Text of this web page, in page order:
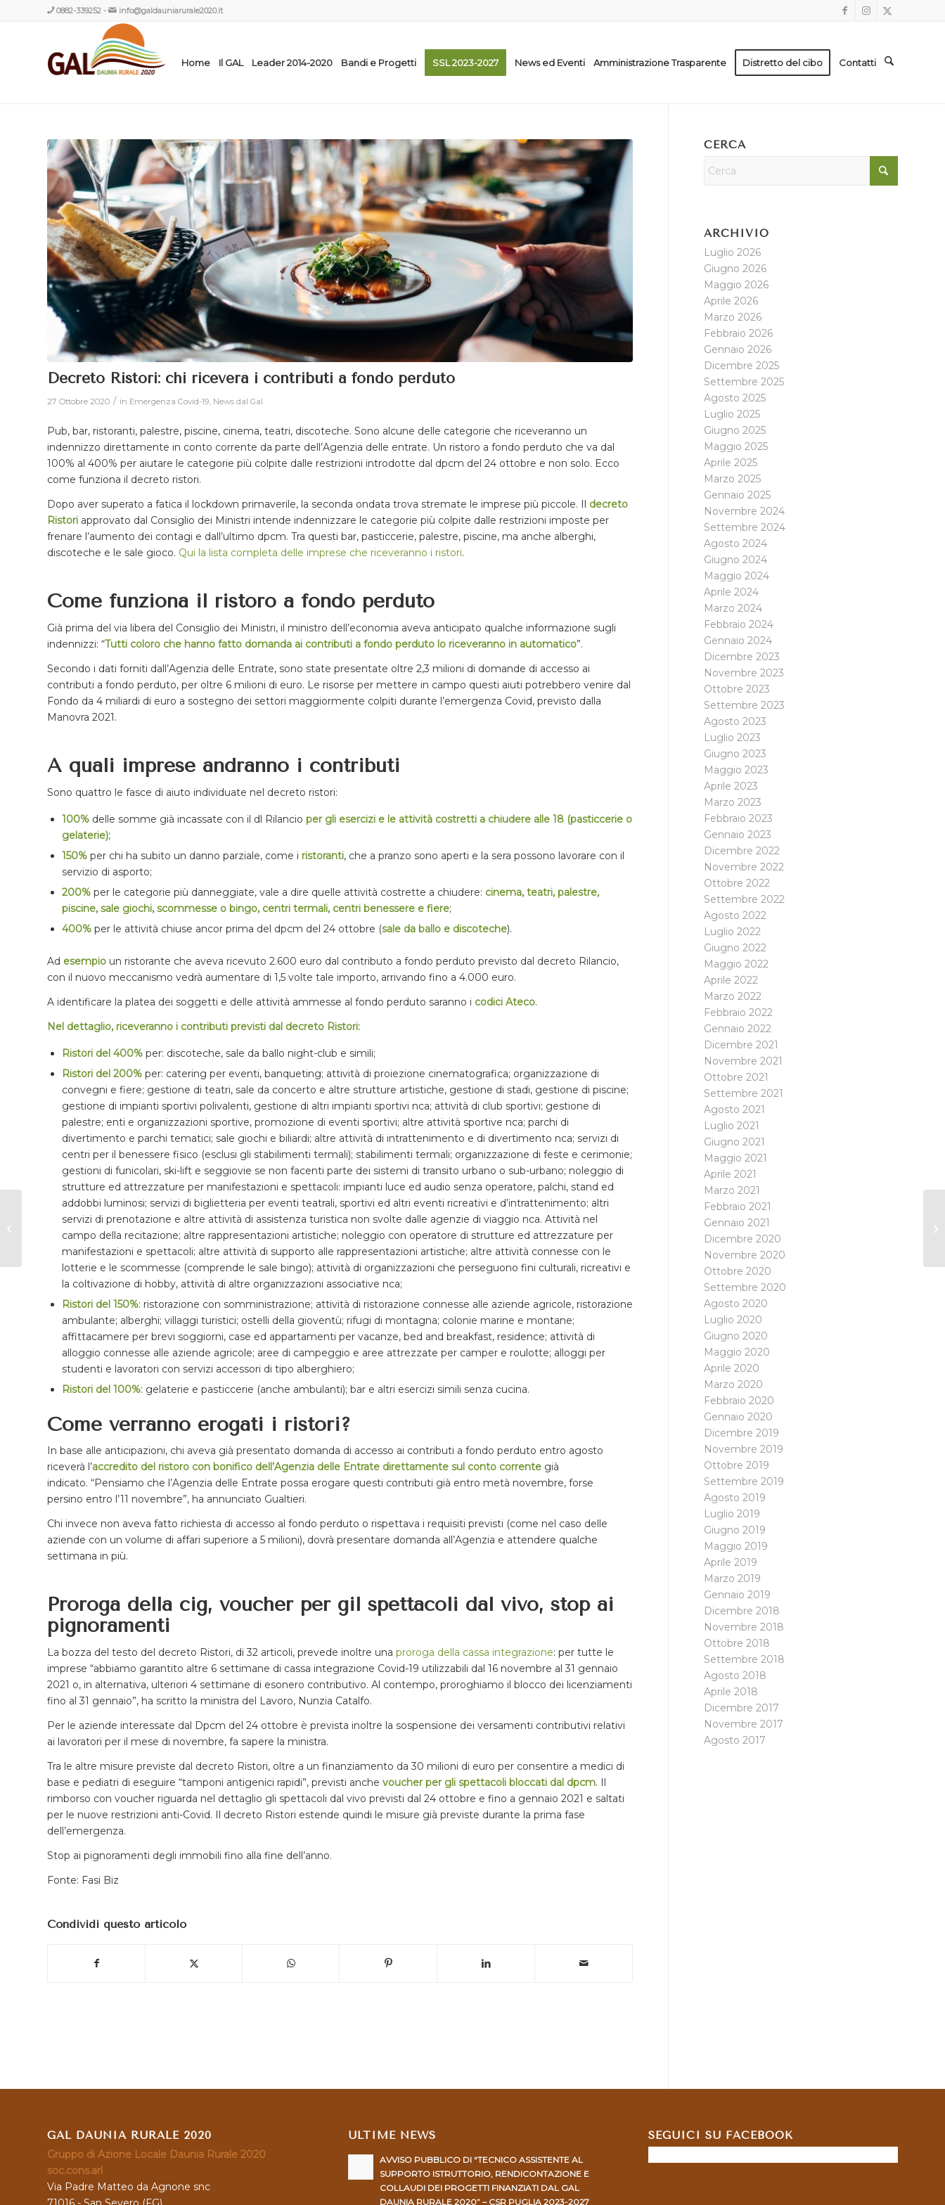
0882-339252 - info@galdauniarurale2020.it
Home Il GAL Leader 2014-2020 Bandi e Progetti SSL 2023-2027 News ed Eventi Amministrazione Trasparente Distretto del cibo Contatti
Decreto Ristori: chi riceverà i contributi a fondo perduto
27 Ottobre 2020 / in Emergenza Covid-19 News dal Gal
Pub, bar, ristoranti, palestre, piscine, cinema, teatri, discoteche. Sono alcune delle categorie che riceveranno un
indennizzo direttamente in conto corrente da parte dell’Agenzia delle entrate. Un ristoro a fondo perduto che va dal
100% al 400% per aiutare le categorie più colpite dalle restrizioni introdotte dal dpcm del 24 ottobre e non solo. Ecco
come funziona il decreto ristori.
Dopo aver superato a fatica il lockdown primaverile, la seconda ondata trova stremate le imprese più piccole. Il
decreto
Ristori approvato dal Consiglio dei Ministri intende indennizzare le categorie più colpite dalle restrizioni imposte per
frenare l’aumento dei contagi e dall’ultimo dpcm. Tra questi bar, pasticcerie, palestre, piscine, ma anche alberghi,
discoteche e le sale gioco. Qui la lista completa delle imprese che riceveranno i ristori.
Come funziona il ristoro a fondo perduto
Già prima del via libera del Consiglio dei Ministri, il ministro dell’economia aveva anticipato qualche informazione sugli
indennizzi: “Tutti coloro che hanno fatto domanda ai contributi a fondo perduto lo riceveranno in automatico”.
Secondo i dati forniti dall’Agenzia delle Entrate, sono state presentate oltre 2,3 milioni di domande di accesso ai
contributi a fondo perduto, per oltre 6 milioni di euro. Le risorse per mettere in campo questi aiuti potrebbero venire dal
Fondo da 4 miliardi di euro a sostegno dei settori maggiormente colpiti durante l’emergenza Covid, previsto dalla
Manovra 2021.
A quali imprese andranno i contributi
Sono quattro le fasce di aiuto individuate nel decreto ristori:
100% delle somme già incassate con il dl Rilancio per gli esercizi e le attività costretti a chiudere alle 18 (pasticcerie o
gelaterie);
150% per chi ha subito un danno parziale, come i ristoranti, che a pranzo sono aperti e la sera possono lavorare con il
servizio di asporto;
200% per le categorie più danneggiate, vale a dire quelle attività costrette a chiudere: cinema, teatri, palestre,
piscine, sale giochi, scommesse o bingo, centri termali, centri benessere e fiere;
400% per le attività chiuse ancor prima del dpcm del 24 ottobre (sale da ballo e discoteche).
Ad esempio un ristorante che aveva ricevuto 2.600 euro dal contributo a fondo perduto previsto dal decreto Rilancio,
con il nuovo meccanismo vedrà aumentare di 1,5 volte tale importo, arrivando fino a 4.000 euro.
A identificare la platea dei soggetti e delle attività ammesse al fondo perduto saranno i codici Ateco.
Nel dettaglio, riceveranno i contributi previsti dal decreto Ristori:
Ristori del 400% per: discoteche, sale da ballo night-club e simili;
Ristori del 200% per: catering per eventi, banqueting; attività di proiezione cinematografica; organizzazione di
convegni e fiere; gestione di teatri, sale da concerto e altre strutture artistiche, gestione di stadi, gestione di piscine;
gestione di impianti sportivi polivalenti, gestione di altri impianti sportivi nca; attività di club sportivi; gestione di
palestre; enti e organizzazioni sportive, promozione di eventi sportivi; altre attività sportive nca; parchi di
divertimento e parchi tematici; sale giochi e biliardi; altre attività di intrattenimento e di divertimento nca; servizi di
centri per il benessere fisico (esclusi gli stabilimenti termali); stabilimenti termali; organizzazione di feste e cerimonie;
gestioni di funicolari, ski-lift e seggiovie se non facenti parte dei sistemi di transito urbano o sub-urbano; noleggio di
strutture ed attrezzature per manifestazioni e spettacoli: impianti luce ed audio senza operatore, palchi, stand ed
addobbi luminosi; servizi di biglietteria per eventi teatrali, sportivi ed altri eventi ricreativi e d’intrattenimento; altri
servizi di prenotazione e altre attività di assistenza turistica non svolte dalle agenzie di viaggio nca. Attività nel
campo della recitazione; altre rappresentazioni artistiche; noleggio con operatore di strutture ed attrezzature per
manifestazioni e spettacoli; altre attività di supporto alle rappresentazioni artistiche; altre attività connesse con le
lotterie e le scommesse (comprende le sale bingo); attività di organizzazioni che perseguono fini culturali, ricreativi e
la coltivazione di hobby, attività di altre organizzazioni associative nca;
Ristori del 150%: ristorazione con somministrazione; attività di ristorazione connesse alle aziende agricole, ristorazione
ambulante; alberghi; villaggi turistici; ostelli della gioventù; rifugi di montagna; colonie marine e montane;
affittacamere per brevi soggiorni, case ed appartamenti per vacanze, bed and breakfast, residence; attività di
alloggio connesse alle aziende agricole; aree di campeggio e aree attrezzate per camper e roulotte; alloggi per
studenti e lavoratori con servizi accessori di tipo alberghiero;
Ristori del 100%: gelaterie e pasticcerie (anche ambulanti); bar e altri esercizi simili senza cucina.
Come verranno erogati i ristori?
In base alle anticipazioni, chi aveva già presentato domanda di accesso ai contributi a fondo perduto entro agosto
riceverà l’accredito del ristoro con bonifico dell’Agenzia delle Entrate direttamente sul conto corrente già
indicato. “Pensiamo che l’Agenzia delle Entrate possa erogare questi contributi già entro metà novembre, forse
persino entro l’11 novembre”, ha annunciato Gualtieri.
Chi invece non aveva fatto richiesta di accesso al fondo perduto o rispettava i requisiti previsti (come nel caso delle
aziende con un volume di affari superiore a 5 milioni), dovrà presentare domanda all’Agenzia e attendere qualche
settimana in più.
Proroga della cig, voucher per gil spettacoli dal vivo, stop ai
pignoramenti
La bozza del testo del decreto Ristori, di 32 articoli, prevede inoltre una proroga della cassa integrazione: per tutte le
imprese “abbiamo garantito altre 6 settimane di cassa integrazione Covid-19 utilizzabili dal 16 novembre al 31 gennaio
2021 o, in alternativa, ulteriori 4 settimane di esonero contributivo. Al contempo, proroghiamo il blocco dei licenziamenti
fino al 31 gennaio”, ha scritto la ministra del Lavoro, Nunzia Catalfo.
Per le aziende interessate dal Dpcm del 24 ottobre è prevista inoltre la sospensione dei versamenti contributivi relativi
ai lavoratori per il mese di novembre, fa sapere la ministra.
Tra le altre misure previste dal decreto Ristori, oltre a un finanziamento da 30 milioni di euro per consentire a medici di
base e pediatri di eseguire “tamponi antigenici rapidi”, previsti anche voucher per gli spettacoli bloccati dal dpcm. Il
rimborso con voucher riguarda nel dettaglio gli spettacoli dal vivo previsti dal 24 ottobre e fino a gennaio 2021 e saltati
per le nuove restrizioni anti-Covid. Il decreto Ristori estende quindi le misure già previste durante la prima fase
dell’emergenza.
Stop ai pignoramenti degli immobili fino alla fine dell’anno.
Fonte: Fasi Biz
Condividi questo articolo
CERCA
ARCHIVIO
Luglio 2026
Giugno 2026
Maggio 2026
Aprile 2026
Marzo 2026
Febbraio 2026
Gennaio 2026
Dicembre 2025
Settembre 2025
Agosto 2025
Luglio 2025
Giugno 2025
Maggio 2025
Aprile 2025
Marzo 2025
Gennaio 2025
Novembre 2024
Settembre 2024
Agosto 2024
Giugno 2024
Maggio 2024
Aprile 2024
Marzo 2024
Febbraio 2024
Gennaio 2024
Dicembre 2023
Novembre 2023
Ottobre 2023
Settembre 2023
Agosto 2023
Luglio 2023
Giugno 2023
Maggio 2023
Aprile 2023
Marzo 2023
Febbraio 2023
Gennaio 2023
Dicembre 2022
Novembre 2022
Ottobre 2022
Settembre 2022
Agosto 2022
Luglio 2022
Giugno 2022
Maggio 2022
Aprile 2022
Marzo 2022
Febbraio 2022
Gennaio 2022
Dicembre 2021
Novembre 2021
Ottobre 2021
Settembre 2021
Agosto 2021
Luglio 2021
Giugno 2021
Maggio 2021
Aprile 2021
Marzo 2021
Febbraio 2021
Gennaio 2021
Dicembre 2020
Novembre 2020
Ottobre 2020
Settembre 2020
Agosto 2020
Luglio 2020
Giugno 2020
Maggio 2020
Aprile 2020
Marzo 2020
Febbraio 2020
Gennaio 2020
Dicembre 2019
Novembre 2019
Ottobre 2019
Settembre 2019
Agosto 2019
Luglio 2019
Giugno 2019
Maggio 2019
Aprile 2019
Marzo 2019
Gennaio 2019
Dicembre 2018
Novembre 2018
Ottobre 2018
Settembre 2018
Agosto 2018
Aprile 2018
Dicembre 2017
Novembre 2017
Agosto 2017
GAL DAUNIA RURALE 2020
Gruppo di Azione Locale Daunia Rurale 2020
soc.cons.arl
Via Padre Matteo da Agnone snc
ULTIME NEWS
AVVISO PUBBLICO DI “TECNICO ASSISTENTE AL
SUPPORTO ISTRUTTORIO, RENDICONTAZIONE E
COLLAUDI DEI PROGETTI FINANZIATI DAL GAL
DAUNIA RURALE 2020” – CSR PUGLIA 2023-2027
SEGUICI SU FACEBOOK
l mondo contadino
che ispirò le favole di
Gianni Rodari